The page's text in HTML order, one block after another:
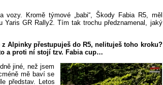
Kromě týmové „babi“, Škody Fabia R5, měl
GR Rally2. Tím tak trochu předznamenal, jaký
Alpinky přestupuješ do R5, nelituješ toho kroku?
a proti ní stojí tzv. Fabia cup…
jiné, než jsem
mě baví se
představ. Letos